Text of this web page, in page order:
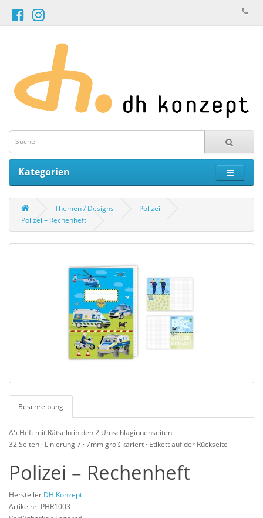
Kategorien
Themen / Designs
Polizei
Polizei – Rechenheft
Beschreibung
A5 Heft mit Rätseln in den 2 Umschlaginnenseiten
32 Seiten · Linierung 7 · 7mm groß kariert · Etikett auf der Rückseite
Polizei – Rechenheft
Hersteller DH Konzept
Artikelnr. PHR1003